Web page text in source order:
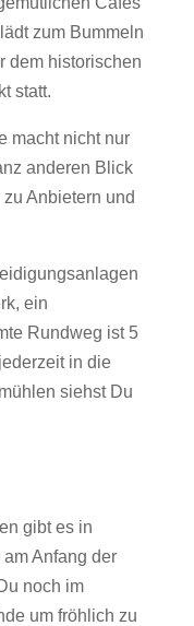
zum Bummeln
dem historischen
statt.
macht nicht nur
anderen Blick
Anbietern und
ein
Rundweg ist 5
in die
siehst Du
gibt es in
Anfang der
noch im
um fröhlich zu